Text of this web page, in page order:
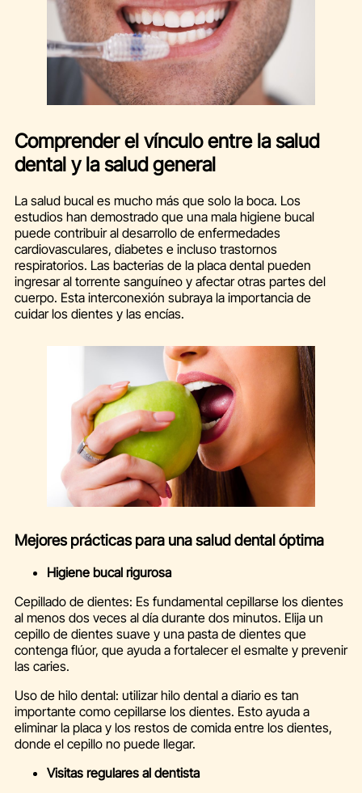
Comprender el vínculo entre la salud
dental y la salud general
La salud bucal es mucho más que solo la boca. Los
estudios han demostrado que una mala higiene bucal
puede contribuir al desarrollo de enfermedades
cardiovasculares, diabetes e incluso trastornos
respiratorios. Las bacterias de la placa dental pueden
ingresar al torrente sanguíneo y afectar otras partes del
cuerpo. Esta interconexión subraya la importancia de
cuidar los dientes y las encías.
Mejores prácticas para una salud dental óptima
Higiene bucal rigurosa
Cepillado de dientes: Es fundamental cepillarse los dientes
al menos dos veces al día durante dos minutos. Elija un
cepillo de dientes suave y una pasta de dientes que
contenga flúor, que ayuda a fortalecer el esmalte y prevenir
las caries.
Uso de hilo dental: utilizar hilo dental a diario es tan
importante como cepillarse los dientes. Esto ayuda a
eliminar la placa y los restos de comida entre los dientes,
donde el cepillo no puede llegar.
Visitas regulares al dentista